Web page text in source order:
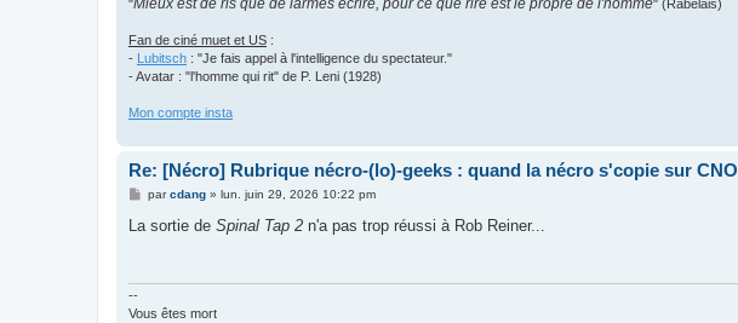
"Mieux est de ris que de larmes écrire, pour ce que rire est le propre de l'homme" (Rabelais)
Fan de ciné muet et US :
-
Lubitsch : "Je fais appel à l'intelligence du spectateur."
- Avatar : "l'homme qui rit" de P. Leni (1928)
Mon compte insta
Re: [Nécro] Rubrique nécro-(lo)-geeks : quand la nécro s'copie sur CNO
M
s
parcdang» lun. juin 29, 2026 10:22 pm
La sortie de Spinal Tap 2 n'a pas trop réussi à Rob Reiner...
--
Vous êtes mort